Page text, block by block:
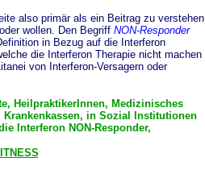
also primär als ein Beitrag zu verstehen
wollen. Den Begriff NON-Responder
in Bezug auf die Interferon
die Interferon Therapie nicht machen
von Interferon-Versagern oder
HeilpraktikerInnen, Medizinisches
Krankenkassen, in Sozial Institutionen
Interferon NON-Responder,